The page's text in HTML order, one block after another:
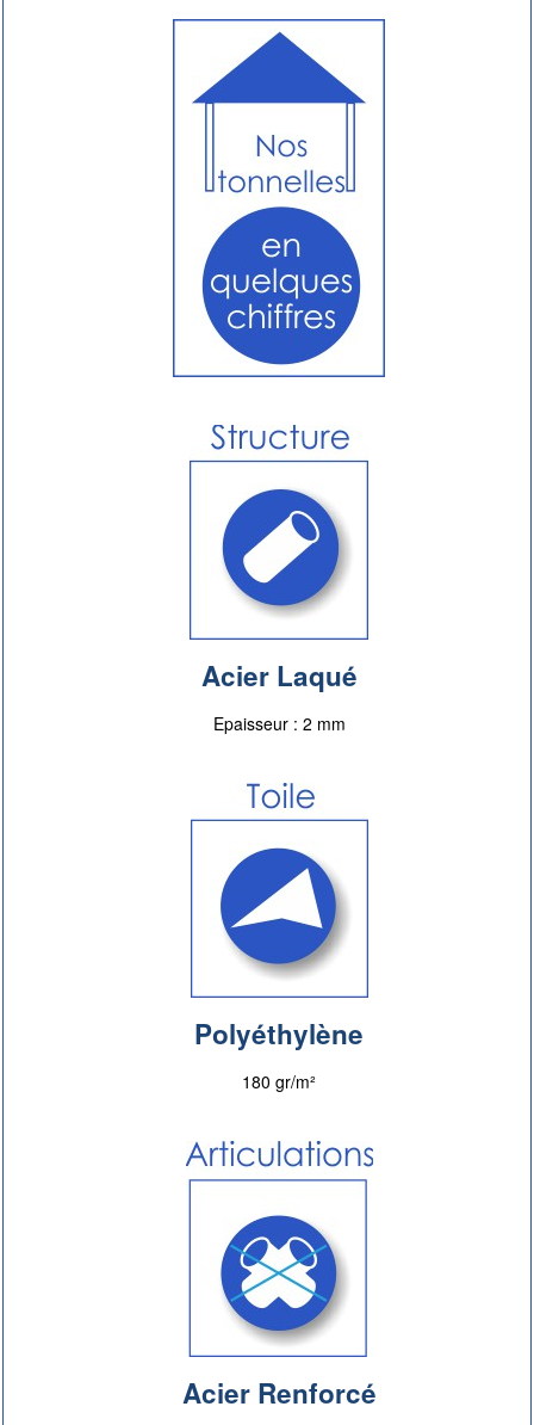
Acier Laqué
Epaisseur : 2 mm
Polyéthylène
180 gr/m²
Acier Renforcé